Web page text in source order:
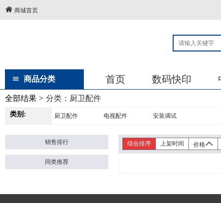
商城首页
商品分类 首页 数码快印
全部结果 > 分类： 厨卫配件
类别: 厨卫配件 电视配件 安装调试
销售排行
同类推荐
综合排序 上架时间 价格